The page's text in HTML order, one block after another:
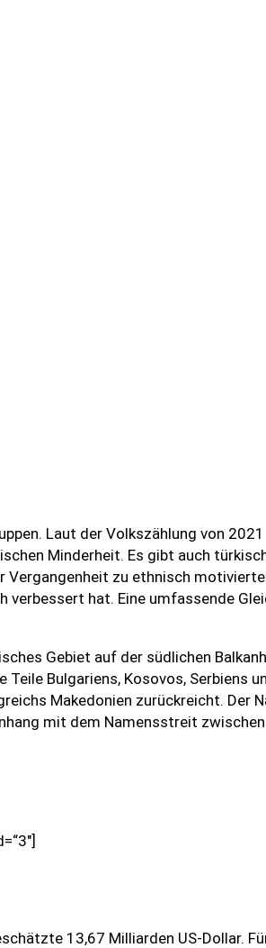
Laut der Volkszählung von
Minderheit. Es gibt auch
zu ethnisch
hat. Eine umfassende
Gebiet auf der südlichen
Bulgariens, Kosovos, Serbiens
Makedonien zurückreicht. Der
mit dem Namensstreit zwischen
13,67 Milliarden US-Dollar.